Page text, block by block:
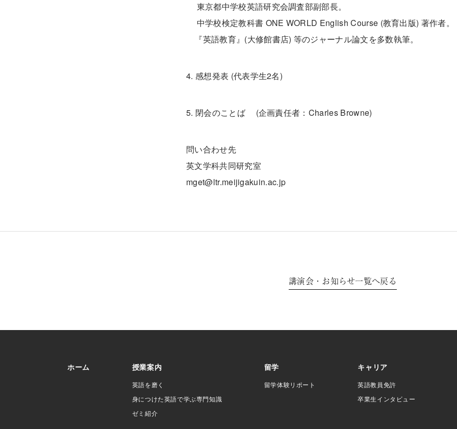
東京都中学校英語研究会調査部副部長。
中学校検定教科書 ONE WORLD English Course (教育出版) 著作者。
『英語教育』(大修館書店) 等のジャーナル論文を多数執筆。
4. 感想発表 (代表学生2名)
5. 閉会のことば (企画責任者：Charles Browne)
問い合わせ先
英文学科共同研究室
mget@ltr.meijigakuin.ac.jp
講演会・お知らせ一覧へ戻る
ホーム 授業案内
英語を磨く
身につけた英語で学ぶ専門知識
ゼミ紹介
留学
留学体験リポート
キャリア
英語教員免許
卒業生インタビュー